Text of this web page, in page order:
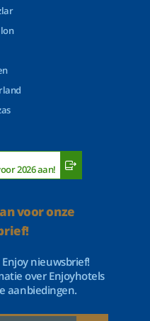
2026 aan!
voor onze
nieuwsbrief!
over Enjoyhotels
aanbiedingen.